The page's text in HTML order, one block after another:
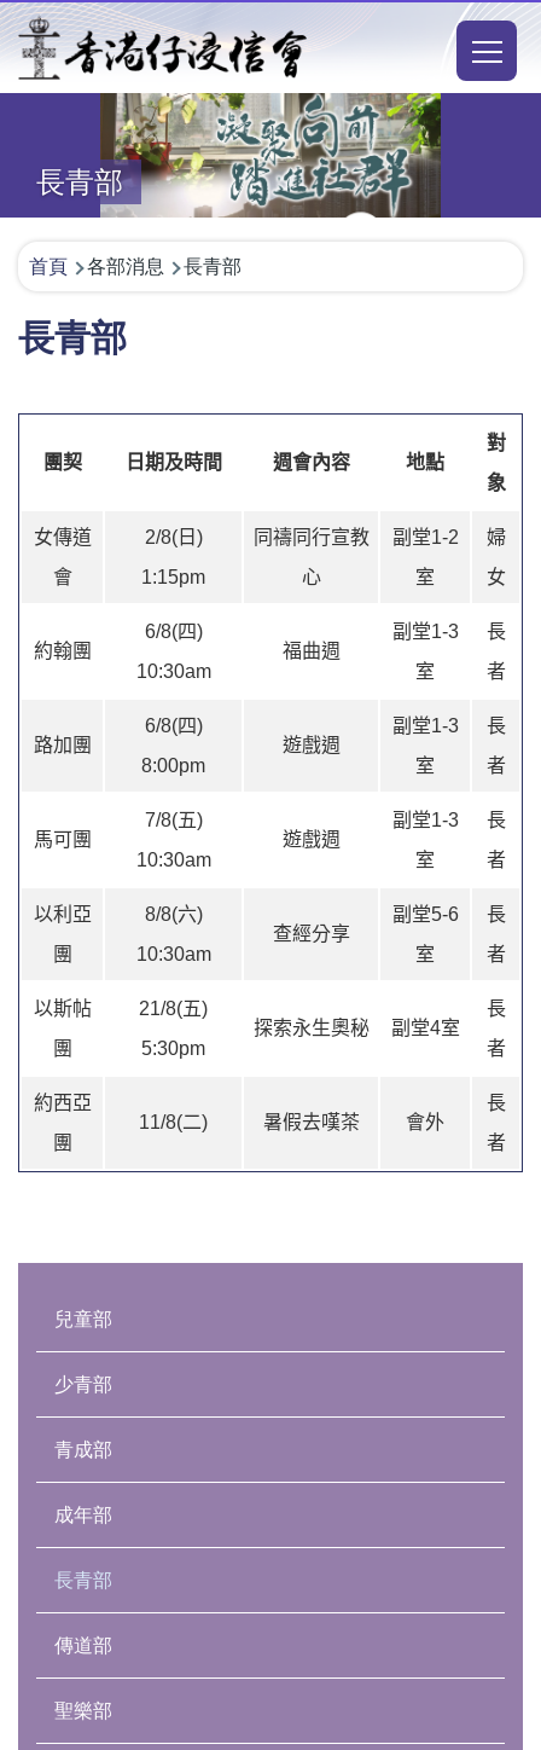
移至主內容
Main
長青部
導
連
首頁 各部消息 長青部
長青部
團契 日期及時間 週會內容 地點
對
象
女傳道
會
2/8(日)
1:15pm
同禱同行宣教
心
副堂1-2
室
婦
女
約翰團
6/8(四)
10:30am
福曲週
副堂1-3
室
長
者
路加團
6/8(四)
8:00pm
遊戲週
副堂1-3
室
長
者
馬可團
7/8(五)
10:30am
遊戲週
副堂1-3
室
長
者
以利亞
團
8/8(六)
10:30am
查經分享
副堂5-6
室
長
者
以斯帖
團
21/8(五)
5:30pm
探索永生奧秘 副堂4室
長
者
約西亞
團
11/8(二) 暑假去嘆茶 會外
長
者
navigation
兒童部
少青部
青成部
成年部
長青部
傳道部
聖樂部